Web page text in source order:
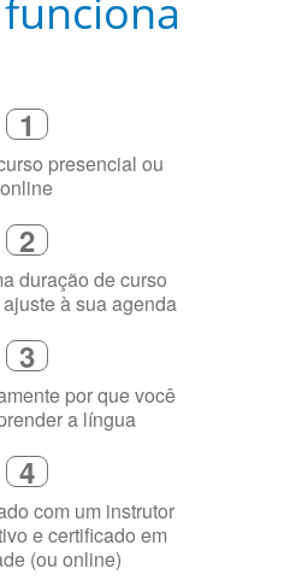
1
presencial ou
online
2
duração de curso
à sua agenda
3
por que você
a língua
4
com um instrutor